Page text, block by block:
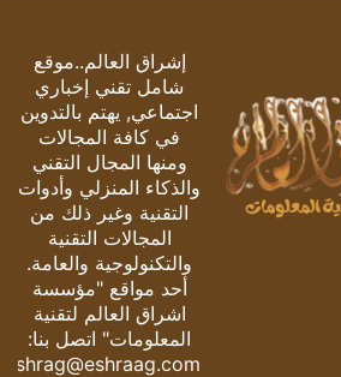
إشراق العالم..موقع
شامل تقني إخباري
اجتماعي, يهتم بالتدوين
في كافة المجالات
ومنها المجال التقني
والذكاء المنزلي وأدوات
التقنية وغير ذلك من
المجالات التقنية
والتكنولوجية والعامة.
أحد مواقع "مؤسسة
اشراق العالم لتقنية
المعلومات" اتصل بنا:
eshrag@eshraag.com